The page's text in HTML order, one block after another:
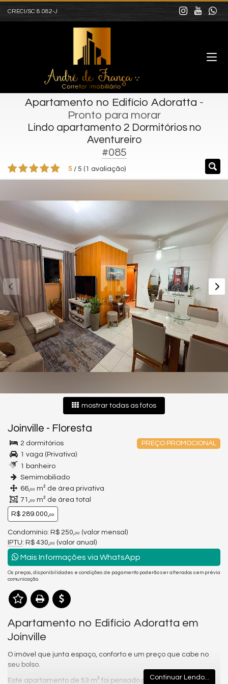
CRECI/SC 8.082-J
Apartamento no Edifício Adoratta -
Pronto para morar
Lindo apartamento 2 Dormitórios no
Aventureiro
#085
5 / 5 ( 1 avaliação)
mostrar todas as fotos
Joinville - Floresta
PREÇO PROMOCIONAL
2 dormitórios
1 vaga (Privativa)
1 banheiro
Semimobiliado
66,00 m² de área privativa
71,00 m² de área total
R$ 289.000,00
Condomínio: R$ 250, 00 (valor mensal)
IPTU: R$ 430, 00 (valor anual)
Mais Informações via WhatsApp
Os preços, disponibilidades e condições de pagamento poderão ser alterados sem prévia
comunicação.
Apartamento no Edifício Adoratta em
Joinville
O imóvel que junta espaço, conforto e um preço que cabe no
seu bolso.
Este apartamento de 53 m² foi pensado para quem valoriza
Continuar Lendo...